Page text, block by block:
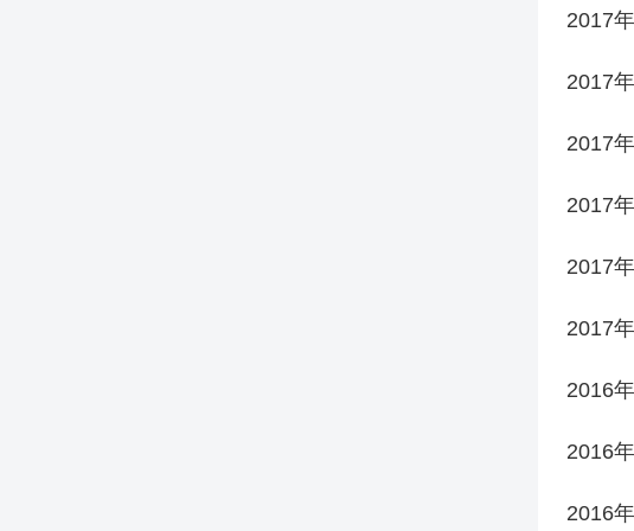
2017
2017
2017
2017
2017
2017
2016
2016
2016